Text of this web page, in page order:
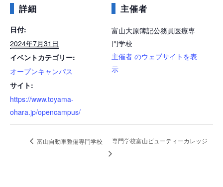
詳細
日付:
2024年7月31日
イベントカテゴリー:
オープンキャンパス
サイト:
https://www.toyama-
ohara.jp/opencampus/
主催者
富山大原簿記公務員医療専
門学校
主催者 のウェブサイトを表
示
富山自動車整備専門学校 専門学校富山ビューティーカレッジ